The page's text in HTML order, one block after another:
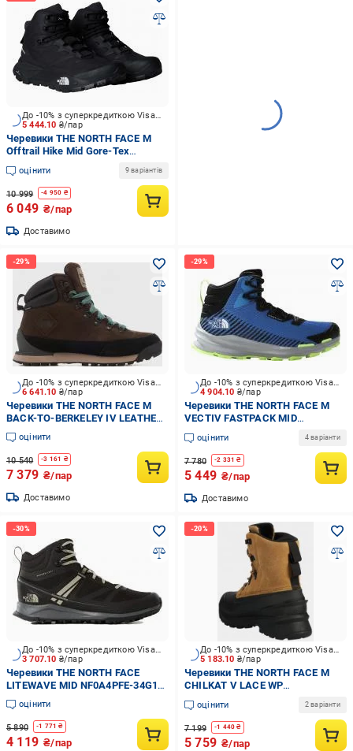
5 444.10 ₴/пар
До -10% з суперкредиткою Visa Вигода
Черевики THE NORTH FACE M
Offtrail Hike Mid Gore-Tex
NF0A8AETKY41 р.45 чорний
оцінити 9 варіантів
10 999 -4 950 ₴
6 049 ₴/пар
Доставимо
6 641.10 ₴/пар
До -10% з суперкредиткою Visa Вигода
Черевики THE NORTH FACE M
BACK-TO-BERKELEY IV LEATHER
WP NF0A817Q-ZN31 р.43
коричневий
оцінити
10 540 -3 161 ₴
7 379 ₴/пар
Доставимо
4 904.10 ₴/пар
До -10% з суперкредиткою Visa Вигода
Черевики THE NORTH FACE M
VECTIV FASTPACK MID
FUTURELIGHT NF0A5JCW-IIC1
р.43 блакитний
оцінити 4 варіанти
7 780 -2 331 ₴
5 449 ₴/пар
Доставимо
3 707.10 ₴/пар
До -10% з суперкредиткою Visa Вигода
Черевики THE NORTH FACE
LITEWAVE MID NF0A4PFE-34G1
р.41 чорний
оцінити
5 890 -1 771 ₴
4 119 ₴/пар
5 183.10 ₴/пар
До -10% з суперкредиткою Visa Вигода
Черевики THE NORTH FACE M
CHILKAT V LACE WP
NF0A5LW3YW21 р.47 коричневий
оцінити 2 варіанти
7 199 -1 440 ₴
5 759 ₴/пар